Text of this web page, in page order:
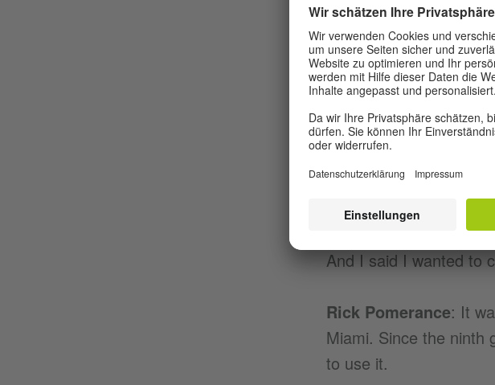
Transkript
THE BIG PONDER —
EB Davis:
Initially I
behind the Iron
: I did
And I said I wanted to
Rick Pomerance: It
Miami. Since the ninth
to use it.